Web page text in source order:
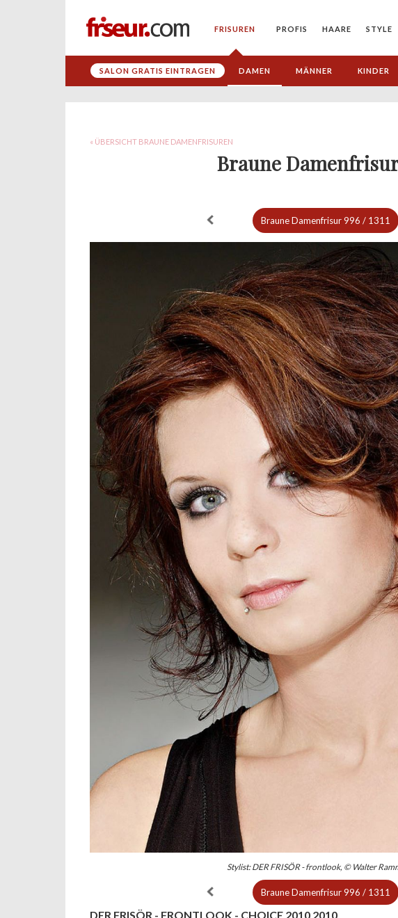
FRISUREN PROFIS HAARE STYLE
SALON GRATIS EINTRAGEN DAMEN MÄNNER KINDER
« ÜBERSICHT BRAUNE DAMENFRISUREN
Braune
Braune Damenfrisur996 / 1311
Stylist: DER FRISÖR - frontlook, © Walter
Braune Damenfrisur996 / 1311
DER FRISÖR - FRONTLOOK - CHOICE 2010 2010